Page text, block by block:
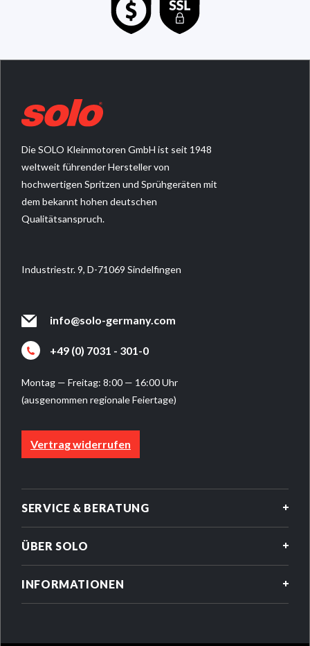
Die SOLO Kleinmotoren GmbH ist seit 1948
weltweit führender Hersteller von
hochwertigen Spritzen und Sprühgeräten mit
dem bekannt hohen deutschen
Qualitätsanspruch.
Industriestr. 9, D-71069 Sindelfingen
info@solo-germany.com
+49 (0) 7031 - 301-0
Montag — Freitag: 8:00 — 16:00 Uhr
(ausgenommen regionale Feiertage)
Vertrag widerrufen
SERVICE & BERATUNG
ÜBER SOLO
INFORMATIONEN